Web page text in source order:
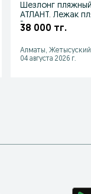
Шезлонг пляжный
АТЛАНТ. Лежак
Россия.
38 000 тг.
Алматы,
04 августа 2026 г.